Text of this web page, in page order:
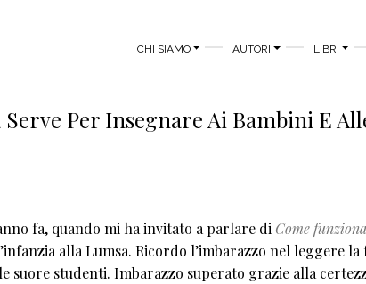
MAIN MENU
CHI SIAMO AUTORI LIBRI
Serve Per Insegnare Ai Bambini E
fa, quando mi ha invitato a parlare di Come
alla Lumsa. Ricordo l’imbarazzo nel leggere la
suore studenti. Imbarazzo superato grazie alla